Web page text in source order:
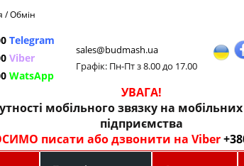
/ Обмін
Telegram
Viber
WatsApp
sales@budmash.ua
Графік: Пн-Пт з 8.00 до 17.00
УВАГА!
мобільного звязку на
підприємства
писати або дзвонити на Viber